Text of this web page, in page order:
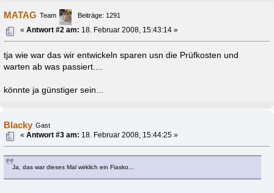
MATAG Team
Beiträge: 1291
«Antwort #2 am: 18. Februar 2008, 15:43:14 »
tja wie war das wir entwickeln sparen usn die Prüfkosten und
warten ab was passiert....
könnte ja günstiger sein...
Blacky Gast
«Antwort #3 am: 18. Februar 2008, 15:44:25 »
Ja, das war dieses Mal wirklich ein Fiasko...